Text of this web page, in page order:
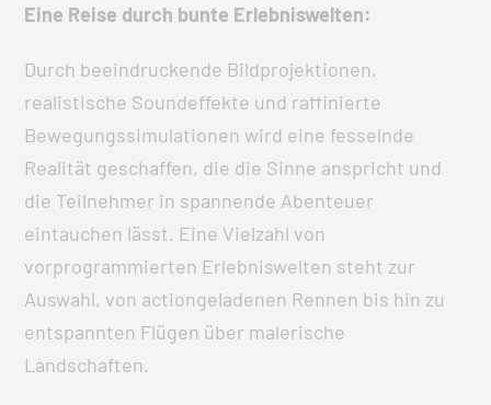
Eine Reise durch bunte Erlebniswelten:
Durch beeindruckende Bildprojektionen,
realistische Soundeffekte und raffinierte
Bewegungssimulationen wird eine fesselnde
Realität geschaffen, die die Sinne anspricht und
die Teilnehmer in spannende Abenteuer
eintauchen lässt. Eine Vielzahl von
vorprogrammierten Erlebniswelten steht zur
Auswahl, von actiongeladenen Rennen bis hin zu
entspannten Flügen über malerische
Landschaften.